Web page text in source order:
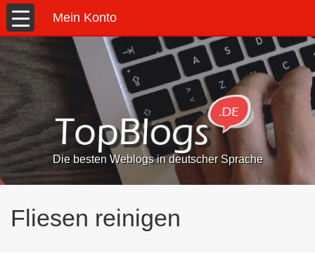
Mein Konto
Die besten Weblogs in deutscher Sprache
Fliesen reinigen